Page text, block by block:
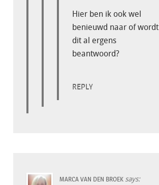
Hier ben ik ook wel
benieuwd naar of wordt
dit al ergens
beantwoord?
REPLY
MARCA VAN DEN BROEK says: